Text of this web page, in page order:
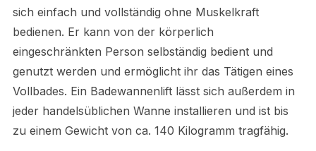
sich einfach und vollständig ohne Muskelkraft
bedienen. Er kann von der körperlich
eingeschränkten Person selbständig bedient und
genutzt werden und ermöglicht ihr das Tätigen eines
Vollbades. Ein Badewannenlift lässt sich außerdem in
jeder handelsüblichen Wanne installieren und ist bis
zu einem Gewicht von ca. 140 Kilogramm tragfähig.